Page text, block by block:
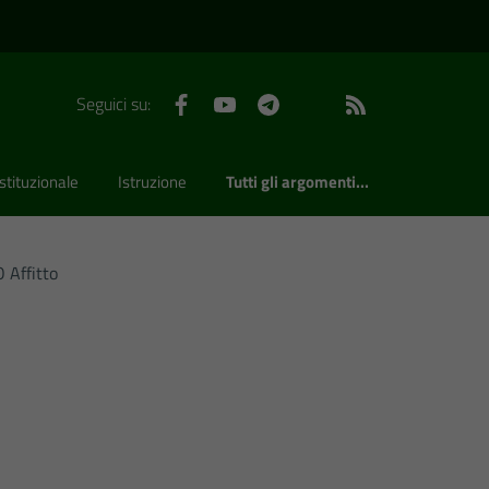
Seguici su: FacebookYouTube WhatsApp
Istruzione Tutti gli argomenti...
Affitto